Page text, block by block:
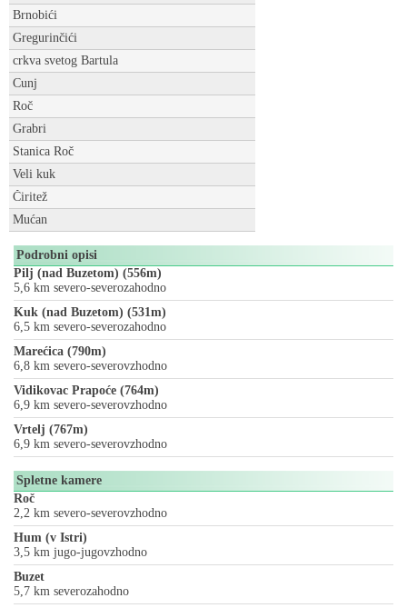
Brnobići
Gregurinčići
crkva svetog Bartula
Cunj
Roč
Grabri
Stanica Roč
Veli kuk
Čiritež
Mućan
Podrobni opisi
Pilj (nad Buzetom) (556m)
5,6 km severo-severozahodno
Kuk (nad Buzetom) (531m)
6,5 km severo-severozahodno
Marećica (790m)
6,8 km severo-severovzhodno
Vidikovac Prapoće (764m)
6,9 km severo-severovzhodno
Vrtelj (767m)
6,9 km severo-severovzhodno
Spletne kamere
Roč
2,2 km severo-severovzhodno
Hum (v Istri)
3,5 km jugo-jugovzhodno
Buzet
5,7 km severozahodno